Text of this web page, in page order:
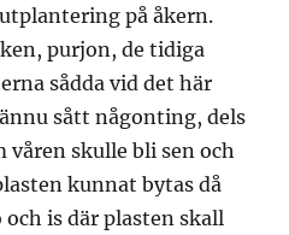
på åkern.
purjon, de tidiga
sådda vid det här
sått någonting, dels
våren skulle bli sen och
kunnat bytas då
is där plasten skall